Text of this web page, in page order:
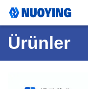
Ürünler